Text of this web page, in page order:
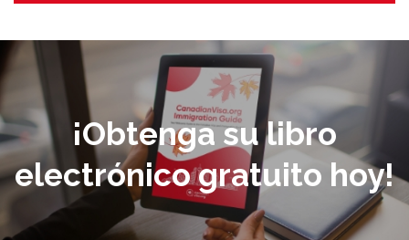
¡Obtenga su libro
electrónico gratuito hoy!